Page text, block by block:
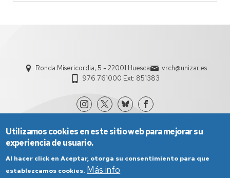
Ronda Misericordia, 5 - 22001 Huesca
vrch@unizar.es
976 761000 Ext: 851383
Utilizamos cookies en este sitio web para mejorar su
experiencia de usuario.
Al hacer click en Aceptar, otorga su consentimiento para que
establezcamos cookies. Más info